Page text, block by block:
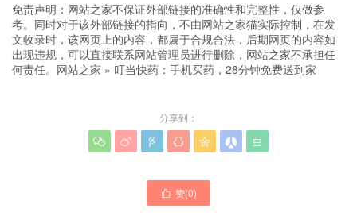
免责声明：网站之家不保证外部链接的准确性和完整性，仅做参
考。同时对于该外部链接的指向，不由网站之家猫实际控制，在发
文收录时，该网页上的内容，都属于合规合法，后期网页的内容如
出现违规，可以直接联系网站管理员进行删除，网站之家不承担任
何责任。 网站之家 » 叮当快药：手机买药，28分钟免费送到家
分享到：
      
 赞(0)